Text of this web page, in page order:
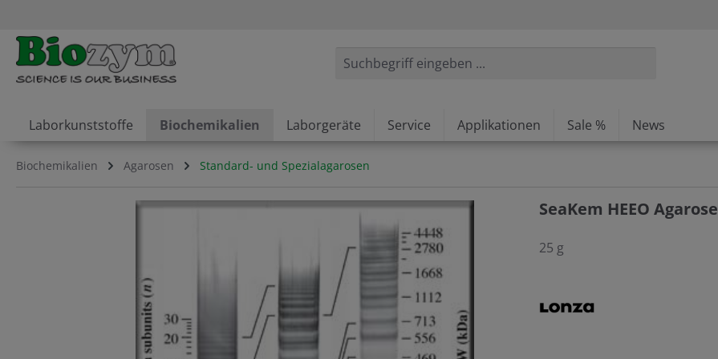
Laborkunststoffe Biochemikalien Laborgeräte Service Applikationen Sale % News
Biochemikalien Agarosen Standard- und Spezialagarosen
SeaKem HEEO Agarose
25 g
Bildergalerie überspringen